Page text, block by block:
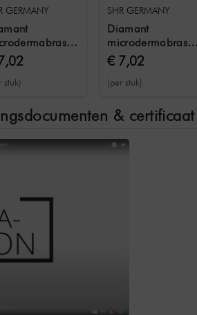
GERMANY
C /
voor
stuk)
SHR GERMANY
Diamant
microdermabrasie
opzetstuk B / D180
voor lichaam
€ 7,02
(per stuk)
& certificaat